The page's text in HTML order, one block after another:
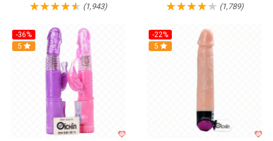
(1,943) (1,789)
-36%
Hot
5
-22%
Hot
5